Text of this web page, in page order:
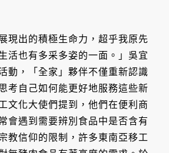
現出的積極生命力，超乎我原先
活也有多采多姿的一面。」吳宜
動，「全家」夥伴不僅重新認識
考自己如何能更好地服務這些新
文化大使們提到，他們在便利商
會遇到需要辨別食品中是否含有
教信仰的限制，許多東南亞移工